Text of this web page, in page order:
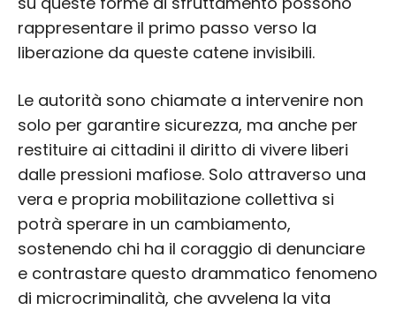
rappresentare il primo passo verso la
liberazione da queste catene invisibili.
Le autorità sono chiamate a intervenire non
solo per garantire sicurezza, ma anche per
restituire ai cittadini il diritto di vivere liberi
dalle pressioni mafiose. Solo attraverso una
vera e propria mobilitazione collettiva si
potrà sperare in un cambiamento,
sostenendo chi ha il coraggio di denunciare
e contrastare questo drammatico fenomeno
di microcriminalità, che avvelena la vita